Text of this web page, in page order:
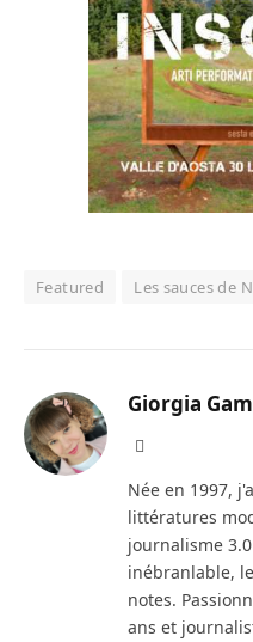
Featured Les sauces de
Giorgia
Née en 1997,
littératures
journalisme
inébranlable,
notes.
ans et